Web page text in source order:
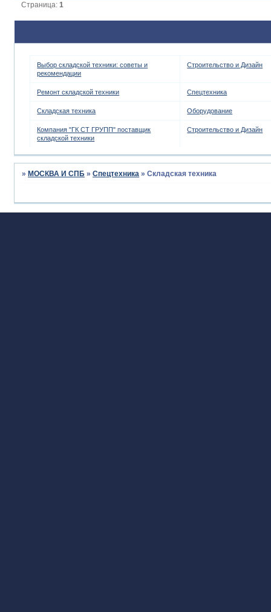
Страница:1
Выбор складской техники: советы и
рекомендации
Строительство и Дизайн
Ремонт складской техники Спецтехника
Складская техника Оборудование
Компания "ГК СТ ГРУПП" поставщик
складской техники
Строительство и Дизайн
»МОСКВА И СПБ »Спецтехника »Складская техника